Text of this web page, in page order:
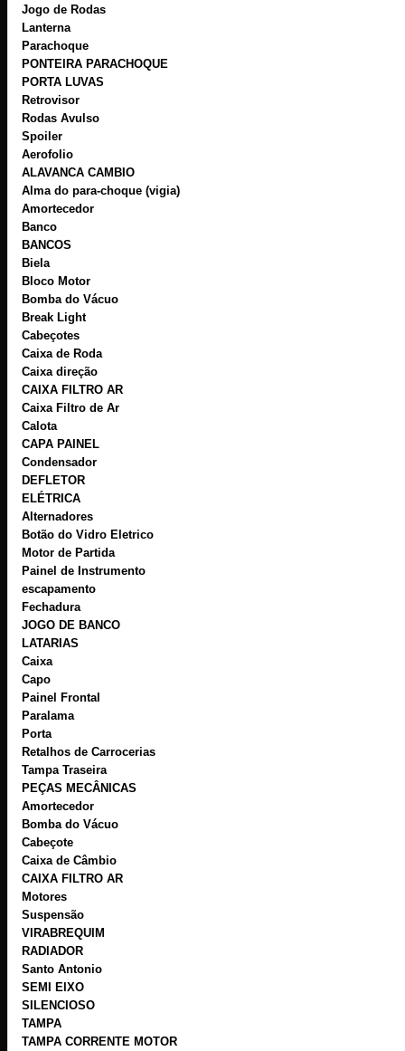
Jogo de Rodas
Lanterna
Parachoque
PONTEIRA PARACHOQUE
PORTA LUVAS
Retrovisor
Rodas Avulso
Spoiler
Aerofolio
ALAVANCA CAMBIO
Alma do para-choque (vigia)
Amortecedor
Banco
BANCOS
Biela
Bloco Motor
Bomba do Vácuo
Break Light
Cabeçotes
Caixa de Roda
Caixa direção
CAIXA FILTRO AR
Caixa Filtro de Ar
Calota
CAPA PAINEL
Condensador
DEFLETOR
ELÉTRICA
Alternadores
Botão do Vidro Eletrico
Motor de Partida
Painel de Instrumento
escapamento
Fechadura
JOGO DE BANCO
LATARIAS
Caixa
Capo
Painel Frontal
Paralama
Porta
Retalhos de Carrocerias
Tampa Traseira
PEÇAS MECÂNICAS
Amortecedor
Bomba do Vácuo
Cabeçote
Caixa de Câmbio
CAIXA FILTRO AR
Motores
Suspensão
VIRABREQUIM
RADIADOR
Santo Antonio
SEMI EIXO
SILENCIOSO
TAMPA
TAMPA CORRENTE MOTOR